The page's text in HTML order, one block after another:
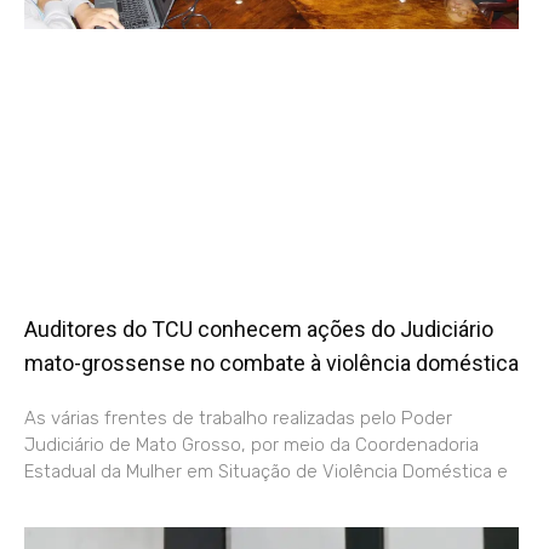
Auditores do TCU conhecem ações do Judiciário
mato-grossense no combate à violência doméstica
As várias frentes de trabalho realizadas pelo Poder
Judiciário de Mato Grosso, por meio da Coordenadoria
Estadual da Mulher em Situação de Violência Doméstica e